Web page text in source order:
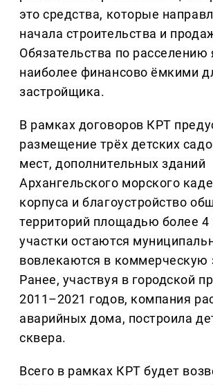
это средства, которые
начала строительства и
Обязательства по расселению
наиболее финансово ёмкими
застройщика.
В рамках договоров КРТ
размещение трёх детских
мест, дополнительных зданий
Архангельского морского
корпуса и благоустройство
территорий площадью более 4
участки остаются
вовлекаются в коммерческую
Ранее, участвуя в городской
2011–2021 годов, компания
аварийных дома, построила
сквера.
Всего в рамках КРТ будет